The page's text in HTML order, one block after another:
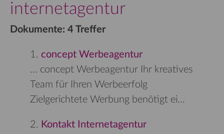
internetagentur
Dokumente: 4 Treffer
1. concept Werbeagentur
... concept Werbeagentur Ihr kreatives
Team für Ihren Werbeerfolg
Zielgerichtete Werbung benötigt ei...
2. Kontakt Internetagentur